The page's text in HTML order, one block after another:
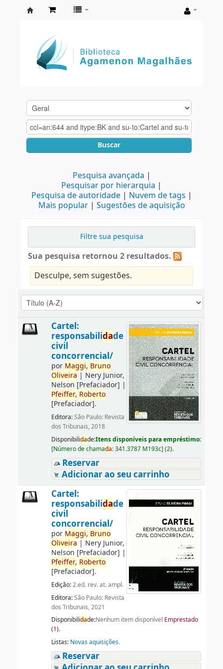
Agamenon
Magalhães
Buscar
Pesquisa avançada
Pesquisar por hierarquia
Pesquisa de autoridade
Nuvem de tags
Mais popular
Sugestões de aquisição
Filtre sua pesquisa
Sua pesquisa retornou 2 resultados.
Desculpe, sem sugestões.
Cartel:
responsabilidade
civil
concorrencial/
por Maggi, Bruno
Oliveira | Nery Junior,
Nelson [Prefaciador] |
Pfeiffer, Roberto
[Prefaciador].
Editora:São Paulo: Revista
dos Tribunais, 2018
Disponibilidade:Itens disponíveis para empréstimo:
[Número de chamada:341.3787 M193c] (2).
Reservar
Adicionar ao seu carrinho
Cartel:
responsabilidade
civil
concorrencial/
por Maggi, Bruno
Oliveira | Nery Junior,
Nelson [Prefaciador] |
Pfeiffer, Roberto
[Prefaciador].
Edição:2.ed. rev. at. ampl.
Editora:São Paulo: Revista
dos Tribunais, 2021
Disponibilidade:Nenhum item disponível Emprestado
(1).
Listas: Novas aquisições.
Reservar